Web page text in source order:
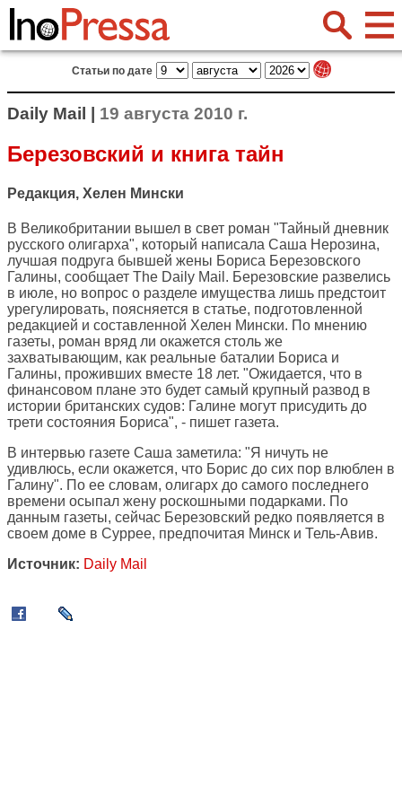
Статьи по дате
Daily Mail | 19 августа 2010 г.
Березовский и книга тайн
Редакция, Хелен Мински
В Великобритании вышел в свет роман "Тайный дневник
русского олигарха", который написала Саша Нерозина,
лучшая подруга бывшей жены Бориса Березовского
Галины, сообщает The Daily Mail . Березовские развелись
в июле, но вопрос о разделе имущества лишь предстоит
урегулировать, поясняется в статье, подготовленной
редакцией и составленной Хелен Мински. По мнению
газеты, роман вряд ли окажется столь же
захватывающим, как реальные баталии Бориса и
Галины, проживших вместе 18 лет. "Ожидается, что в
финансовом плане это будет самый крупный развод в
истории британских судов: Галине могут присудить до
трети состояния Бориса", - пишет газета.
В интервью газете Саша заметила: "Я ничуть не
удивлюсь, если окажется, что Борис до сих пор влюблен в
Галину". По ее словам, олигарх до самого последнего
времени осыпал жену роскошными подарками. По
данным газеты, сейчас Березовский редко появляется в
своем доме в Суррее, предпочитая Минск и Тель-Авив.
Источник: Daily Mail